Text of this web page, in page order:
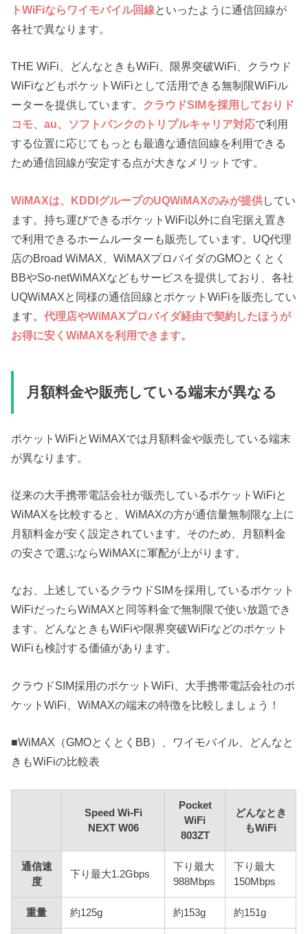
トWiFiならワイモバイル回線といったように通信回線が
各社で異なります。
THE WiFi、どんなときもWiFi、限界突破WiFi、クラウド
WiFiなどもポケットWiFiとして活用できる無制限WiFiル
ーターを提供しています。 クラウドSIMを採用しておりド
コモ、au、ソフトバンクのトリプルキャリア対応で利用
する位置に応じてもっとも最適な通信回線を利用できる
ため通信回線が安定する点が大きなメリットです。
WiMAXは、KDDIグループのUQWiMAXのみが提供してい
ます。持ち運びできるポケットWiFi以外に自宅据え置き
で利用できるホームルーターも販売しています。UQ代理
店のBroad WiMAX、WiMAXプロバイダのGMOとくとく
BBやSo-netWiMAXなどもサービスを提供しており、各社
UQWiMAXと同様の通信回線とポケットWiFiを販売してい
ます。代理店やWiMAXプロバイダ経由で契約したほうが
お得に安くWiMAXを利用できます。
月額料金や販売している端末が異なる
ポケットWiFiとWiMAXでは月額料金や販売している端末
が異なります。
従来の大手携帯電話会社が販売しているポケットWiFiと
WiMAXを比較すると、WiMAXの方が通信量無制限な上に
月額料金が安く設定されています。そのため、月額料金
の安さで選ぶならWiMAXに軍配が上がります。
なお、上述しているクラウドSIMを採用しているポケット
WiFiだったらWiMAXと同等料金で無制限で使い放題でき
ます。どんなときもWiFiや限界突破WiFiなどのポケット
WiFiも検討する価値があります。
クラウドSIM採用のポケットWiFi、大手携帯電話会社のポ
ケットWiFi、WiMAXの端末の特徴を比較しましょう！
■WiMAX（GMOとくとくBB）、ワイモバイル、どんなと
きもWiFiの比較表
Speed Wi-Fi
NEXT W06
Pocket
WiFi
803ZT
どんなとき
もWiFi
通信速
度
下り最大1.2Gbps
下り最大
988Mbps
下り最大
150Mbps
重量 約125g 約153g 約151g